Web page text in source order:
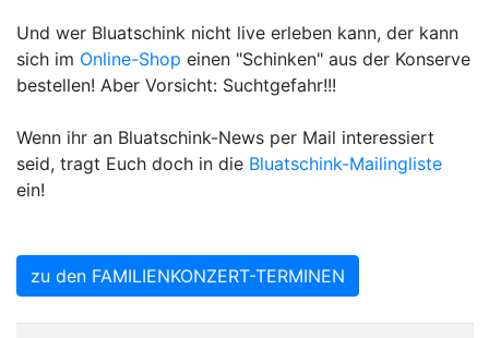
Und wer Bluatschink nicht live erleben kann, der kann
sich im Online-Shop einen "Schinken" aus der Konserve
bestellen! Aber Vorsicht: Suchtgefahr!!!
Wenn ihr an Bluatschink-News per Mail interessiert
seid, tragt Euch doch in die Bluatschink-Mailingliste
ein!
zu den FAMILIENKONZERT-TERMINEN